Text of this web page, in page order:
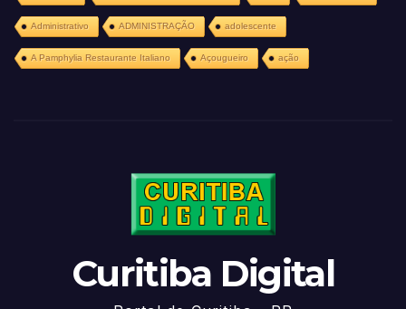
Administrativo ADMINISTRAÇÃO adolescente
A Pamphylia Restaurante Italiano Açougueiro ação
Curitiba Digital